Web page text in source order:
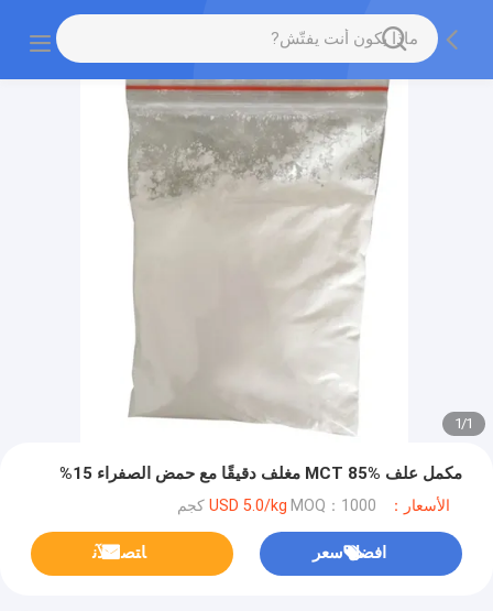
1
/
1
مكمل علف MCT 85% مغلف دقيقًا مع حمض الصفراء 15%
الأسعار：USD 5.0/kg MOQ：1000 كجم
افضل سعر ﺎﺘﺼﻟ ﺍﻶﻧ